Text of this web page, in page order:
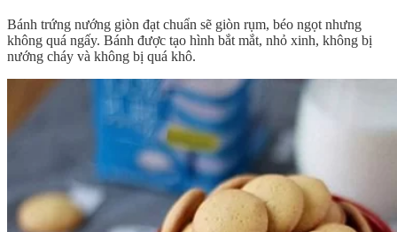
Bánh trứng nướng giòn đạt chuẩn sẽ giòn rụm, béo ngọt nhưng
không quá ngấy. Bánh được tạo hình bắt mắt, nhỏ xinh, không bị
nướng cháy và không bị quá khô.